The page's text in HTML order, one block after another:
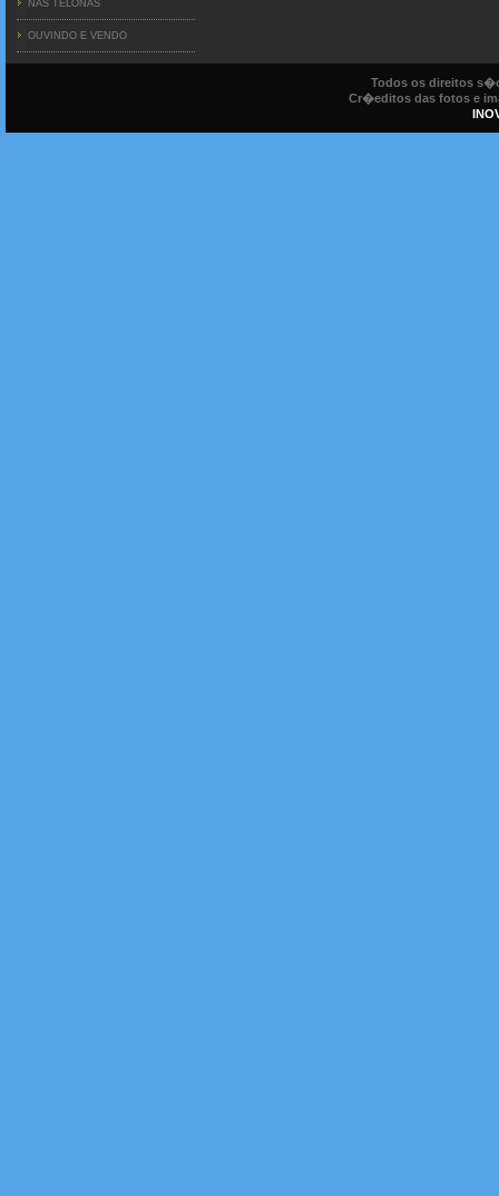
NAS TELONAS
OUVINDO E VENDO
Todos os direitos
Cr�editos das fotos e